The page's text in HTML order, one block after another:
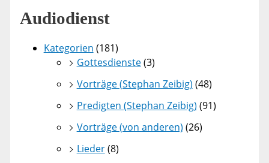
Audiodienst
Kategorien (181)
Gottesdienste(3)
Vorträge (Stephan Zeibig) (48)
Predigten (Stephan Zeibig) (91)
Vorträge (von anderen) (26)
Lieder(8)